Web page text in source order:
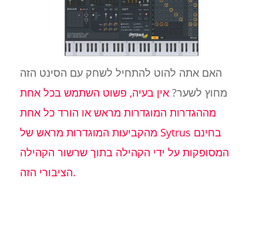
האם אתה להוט להתחיל לשחק עם הסינט הזה
מחוץ לשער?אין בעיה, פשוט השתמש בכל אחת
מההגדרות המוגדרות מראש או הורד כל אחת
מהקביעות המוגדרות מראש של Sytrus בחינם
המסופקות על ידי הקהילה בתוך שרשור הקהילה
הציבורי הזה.